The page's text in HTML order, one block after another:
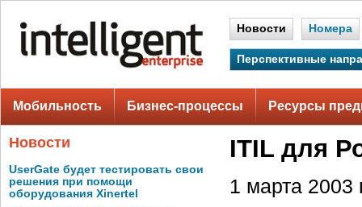
Новости Номера
Перспективные
Мобильность Бизнес-процессы Ресурсы
Новости
UserGate будет тестировать свои
решения при помощи
оборудования Xinertel
ITIL для
1 марта 2003